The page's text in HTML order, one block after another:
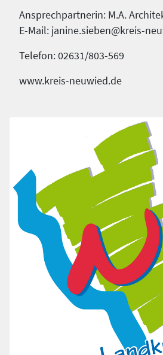
Ansprechpartnerin: M.A.
E-Mail: janine.sieben@kreis-
Telefon: 02631/803-569
www.kreis-neuwied.de